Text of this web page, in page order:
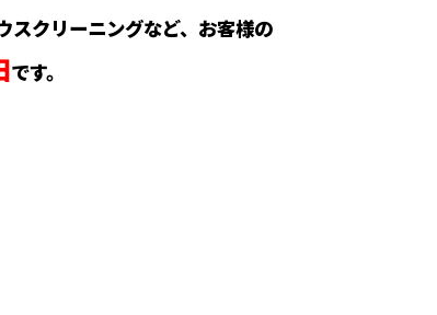
スクリーニングなど、お客様の
です。